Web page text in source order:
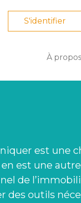
S'identifier
À propos
est une
en est une
de
des outils